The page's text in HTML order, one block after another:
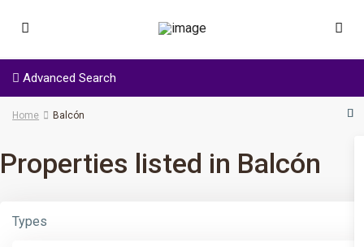
Advanced Search
Home Balcón
Properties listed in Balcón
Types